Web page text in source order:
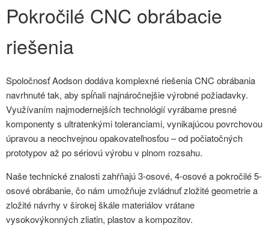
Pokročilé CNC obrábacie
riešenia
Spoločnosť Aodson dodáva komplexné riešenia CNC obrábania
navrhnuté tak, aby spĺňali najnáročnejšie výrobné požiadavky.
Využívaním najmodernejších technológií vyrábame presné
komponenty s ultratenkými toleranciami, vynikajúcou povrchovou
úpravou a neochvejnou opakovateľnosťou – od počiatočných
prototypov až po sériovú výrobu v plnom rozsahu.
Naše technické znalosti zahŕňajú 3-osové, 4-osové a pokročilé 5-
osové obrábanie, čo nám umožňuje zvládnuť zložité geometrie a
zložité návrhy v širokej škále materiálov vrátane
vysokovýkonných zliatin, plastov a kompozitov.